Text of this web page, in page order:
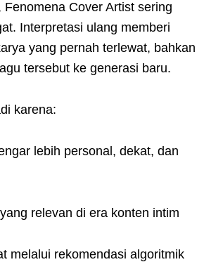
Cover Artist sering
Interpretasi ulang memberi
yang pernah terlewat, bahkan
tersebut ke generasi baru.
karena:
lebih personal, dekat, dan
relevan di era konten intim
melalui rekomendasi algoritmik